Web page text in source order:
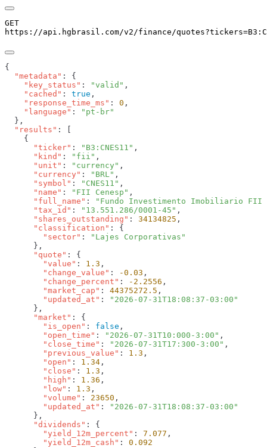
GET
https://api.hgbrasil.com/v2/finance/quotes?tickers=
  "metadata"
    "key_status"
: "valid"
    "cached"
: true
    "response_time_ms"
: 0
    "language"
:
  "results"
      "ticker"
: "B3:CNES11"
      "kind"
: "fii"
      "unit"
: "currency"
      "currency"
: "BRL"
      "symbol"
: "CNES11"
      "name"
: "FII Cenesp"
      "full_name"
:
"Fundo Investimento Imobiliario FII
      "tax_id"
: "13.551.286/0001-45"
      "shares_outstanding"
: 34134825
      "classification"
        "sector"
:
      "quote"
        "value"
: 1.3
        "change_value"
: -0.03
        "change_percent"
: -2.2556
        "market_cap"
: 44375272.5
        "updated_at"
:
      "market"
        "is_open"
: false
        "open_time"
: "2026-07-31T10:000-3:00"
        "close_time"
: "2026-07-31T17:300-3:00"
        "previous_value"
: 1.3
        "open"
: 1.34
        "close"
: 1.3
        "high"
: 1.36
        "low"
: 1.3
        "volume"
: 23650
        "updated_at"
:
      "dividends"
        "yield_12m_percent"
: 7.077
        "yield_12m_cash"
: